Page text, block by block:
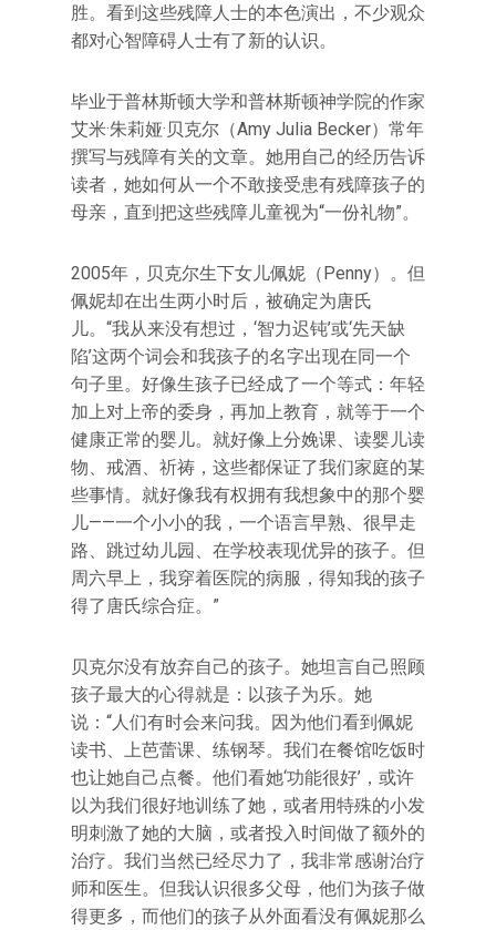
胜。看到这些残障人士的本色演出，不少观众
都对心智障碍人士有了新的认识。
毕业于普林斯顿大学和普林斯顿神学院的作家
艾米·朱莉娅·贝克尔（Amy Julia Becker）常年
撰写与残障有关的文章。她用自己的经历告诉
读者，她如何从一个不敢接受患有残障孩子的
母亲，直到把这些残障儿童视为“一份礼物”。
2005年，贝克尔生下女儿佩妮（Penny）。但
佩妮却在出生两小时后，被确定为唐氏
儿。“我从来没有想过，‘智力迟钝’或‘先天缺
陷’这两个词会和我孩子的名字出现在同一个
句子里。好像生孩子已经成了一个等式：年轻
加上对上帝的委身，再加上教育，就等于一个
健康正常的婴儿。就好像上分娩课、读婴儿读
物、戒酒、祈祷，这些都保证了我们家庭的某
些事情。就好像我有权拥有我想象中的那个婴
儿——一个小小的我，一个语言早熟、很早走
路、跳过幼儿园、在学校表现优异的孩子。但
周六早上，我穿着医院的病服，得知我的孩子
得了唐氏综合症。”
贝克尔没有放弃自己的孩子。她坦言自己照顾
孩子最大的心得就是：以孩子为乐。她
说：“人们有时会来问我。因为他们看到佩妮
读书、上芭蕾课、练钢琴。我们在餐馆吃饭时
也让她自己点餐。他们看她‘功能很好’，或许
以为我们很好地训练了她，或者用特殊的小发
明刺激了她的大脑，或者投入时间做了额外的
治疗。我们当然已经尽力了，我非常感谢治疗
师和医生。但我认识很多父母，他们为孩子做
得更多，而他们的孩子从外面看没有佩妮那么